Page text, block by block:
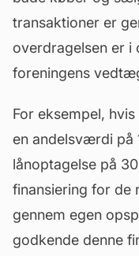
transaktioner er
overdragelsen er i
foreningens
For eksempel,
en andelsværdi på
lånoptagelse på
finansiering for de
gennem egen
godkende denne